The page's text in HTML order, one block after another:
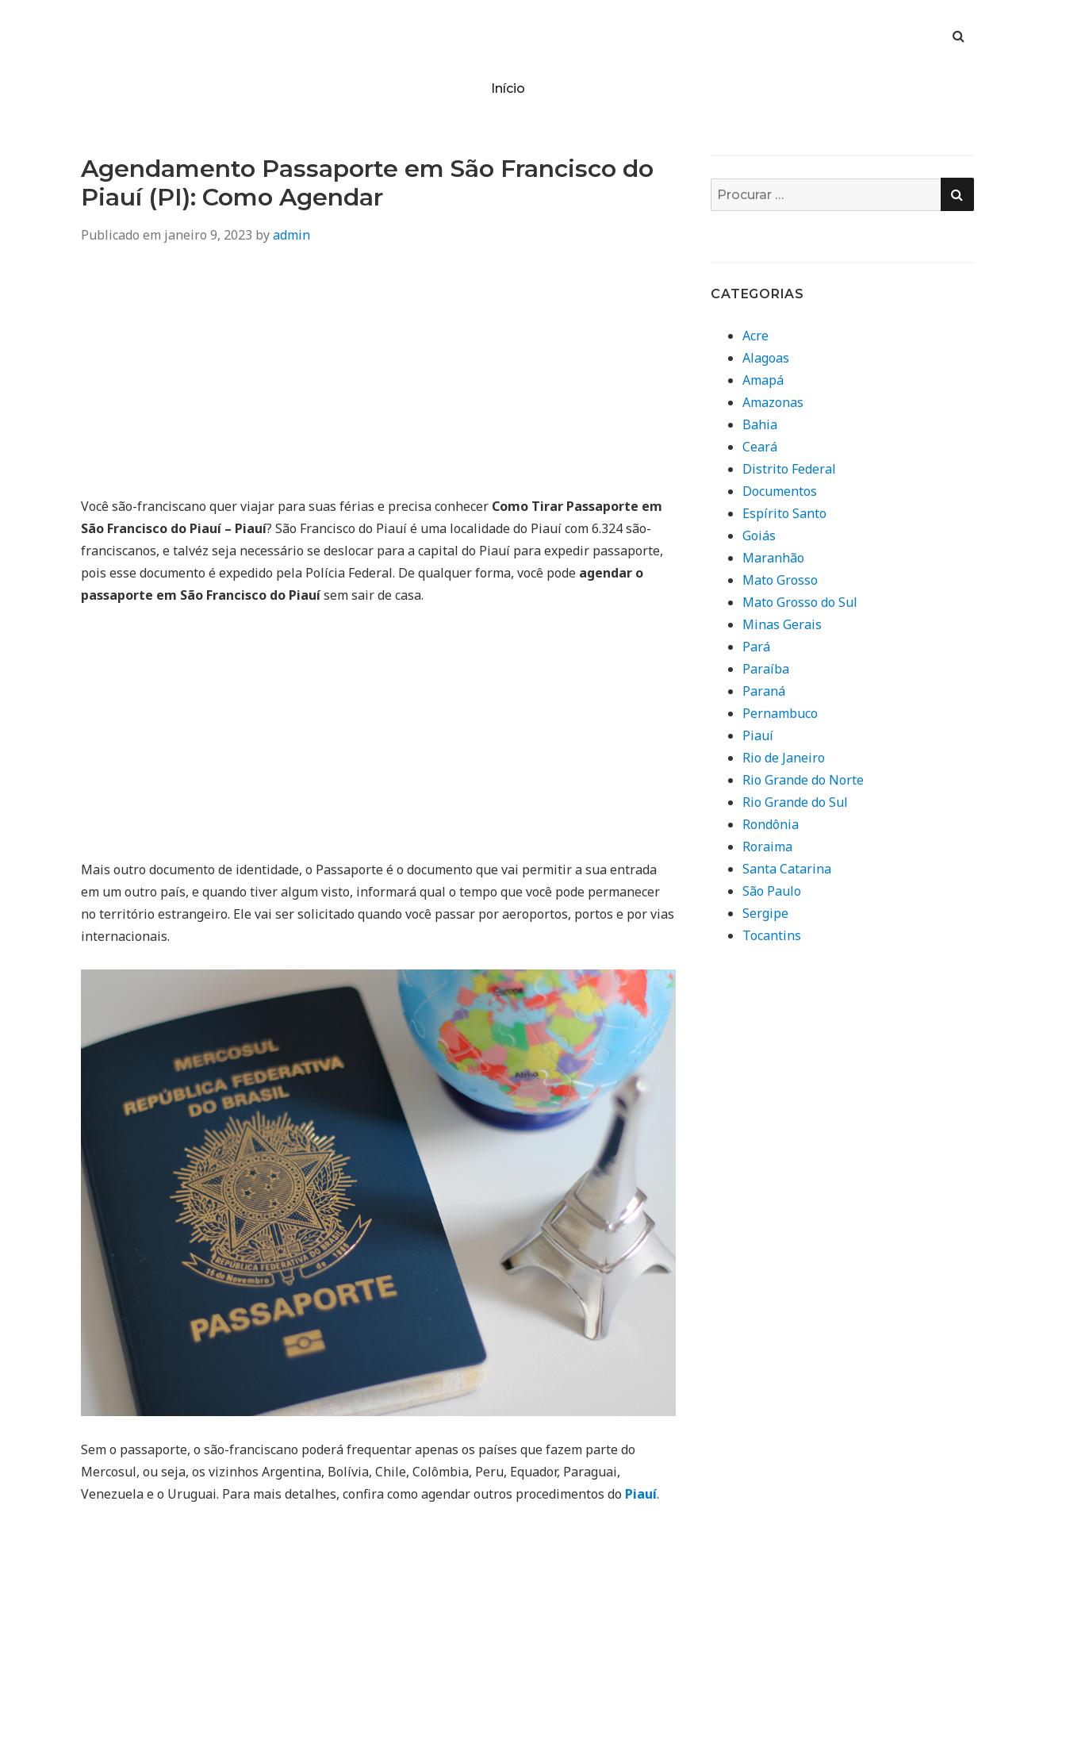
Início
Agendamento Passaporte em São Francisco do
Piauí (PI): Como Agendar
Publicado em janeiro 9, 2023 byadmin
Você são-franciscano quer viajar para suas férias e precisa conhecer Como Tirar Passaporte em
São Francisco do Piauí – Piauí? São Francisco do Piauí é uma localidade do Piauí com 6.324 são-
franciscanos, e talvéz seja necessário se deslocar para a capital do Piauí para expedir passaporte,
pois esse documento é expedido pela Polícia Federal. De qualquer forma, você pode agendar o
passaporte em São Francisco do Piauísem sair de casa.
Mais outro documento de identidade, o Passaporte é o documento que vai permitir a sua entrada
em um outro país, e quando tiver algum visto, informará qual o tempo que você pode permanecer
no território estrangeiro. Ele vai ser solicitado quando você passar por aeroportos, portos e por vias
internacionais.
Sem o passaporte, o são-franciscano poderá frequentar apenas os países que fazem parte do
Mercosul, ou seja, os vizinhos Argentina, Bolívia, Chile, Colômbia, Peru, Equador, Paraguai,
Venezuela e o Uruguai. Para mais detalhes, confira como agendar outros procedimentos do Piauí.
Busca
por:
PESQUISA
CATEGORIAS
Acre
Alagoas
Amapá
Amazonas
Bahia
Ceará
Distrito Federal
Documentos
Espírito Santo
Goiás
Maranhão
Mato Grosso
Mato Grosso do Sul
Minas Gerais
Pará
Paraíba
Paraná
Pernambuco
Piauí
Rio de Janeiro
Rio Grande do Norte
Rio Grande do Sul
Rondônia
Roraima
Santa Catarina
São Paulo
Sergipe
Tocantins